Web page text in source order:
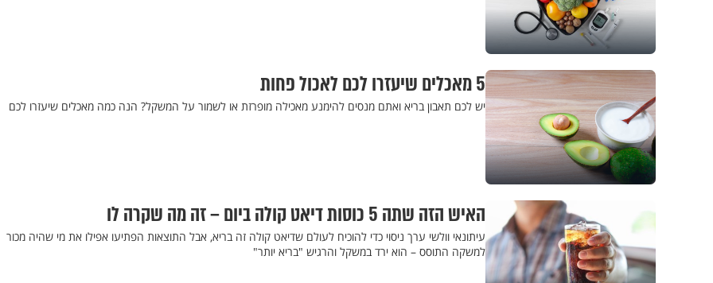
5 מאכלים שיעזרו לכם לאכול פחות
יש לכם תאבון בריא ואתם מנסים להימנע מאכילה מופרזת או לשמור על המשקל? הנה כמה מאכלים שיעזרו לכם
האיש הזה שתה 5 כוסות דיאט קולה ביום – זה מה שקרה לו
עיתונאי וולשי ערך ניסוי כדי להוכיח לעולם שדיאט קולה זה בריא, אבל התוצאות הפתיעו אפילו את מי שהיה מכור
למשקה התוסס – הוא ירד במשקל והרגיש "בריא יותר"